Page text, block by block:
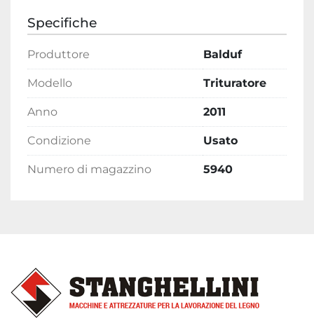
Specifiche
Produttore Balduf
Modello Trituratore
Anno 2011
Condizione Usato
Numero di magazzino 5940